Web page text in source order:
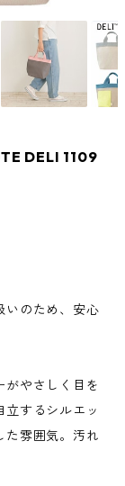
DELI 1109
いのため、安心
やさしく目を
するシルエッ
た雰囲気。汚れ